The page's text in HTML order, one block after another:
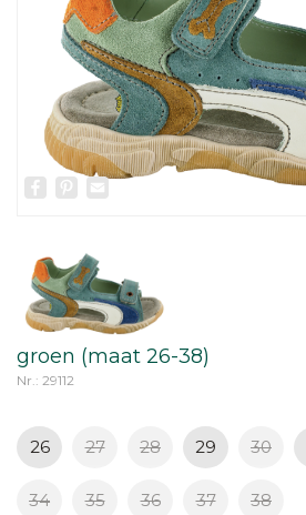
Facebook
Pinterest
Email
groen (maat 26-38)
Nr.: 29112
26 27 28 29 30
34 35 36 37 38